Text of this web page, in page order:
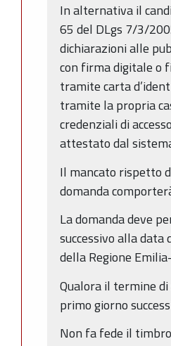
In alternativa il
65 del DLgs 7/3/
dichiarazioni alle
con firma digitale o
tramite carta
tramite la propria
credenziali di
attestato dal
Il mancato rispetto
domanda
La domanda deve
successivo alla
della Regione
Qualora il termine
primo giorno
Non fa fede il